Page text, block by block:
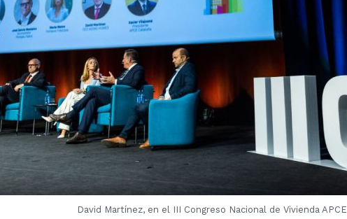
David Martínez, en el III Congreso Nacional de Vivienda APCE